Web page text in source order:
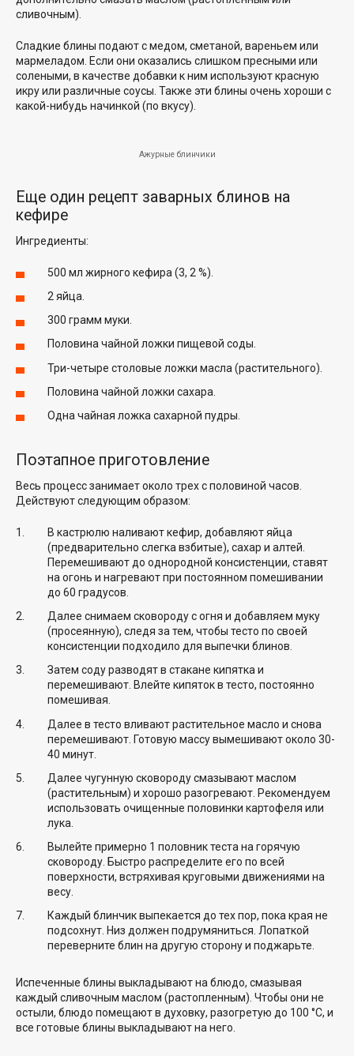
сливочным).
Сладкие блины подают с медом, сметаной, вареньем или
мармеладом. Если они оказались слишком пресными или
солеными, в качестве добавки к ним используют красную
икру или различные соусы. Также эти блины очень хороши с
какой-нибудь начинкой (по вкусу).
Ажурные блинчики
Еще один рецепт заварных блинов на
кефире
Ингредиенты:
500 мл жирного кефира (3, 2 %).
2 яйца.
300 грамм муки.
Половина чайной ложки пищевой соды.
Три-четыре столовые ложки масла (растительного).
Половина чайной ложки сахара.
Одна чайная ложка сахарной пудры.
Поэтапное приготовление
Весь процесс занимает около трех с половиной часов.
Действуют следующим образом:
В кастрюлю наливают кефир, добавляют яйца
(предварительно слегка взбитые), сахар и алтей.
Перемешивают до однородной консистенции, ставят
на огонь и нагревают при постоянном помешивании
до 60 градусов.
Далее снимаем сковороду с огня и добавляем муку
(просеянную), следя за тем, чтобы тесто по своей
консистенции подходило для выпечки блинов.
Затем соду разводят в стакане кипятка и
перемешивают. Влейте кипяток в тесто, постоянно
помешивая.
Далее в тесто вливают растительное масло и снова
перемешивают. Готовую массу вымешивают около 30-
40 минут.
Далее чугунную сковороду смазывают маслом
(растительным) и хорошо разогревают. Рекомендуем
использовать очищенные половинки картофеля или
лука.
Вылейте примерно 1 половник теста на горячую
сковороду. Быстро распределите его по всей
поверхности, встряхивая круговыми движениями на
весу.
Каждый блинчик выпекается до тех пор, пока края не
подсохнут. Низ должен подрумяниться. Лопаткой
переверните блин на другую сторону и поджарьте.
Испеченные блины выкладывают на блюдо, смазывая
каждый сливочным маслом (растопленным). Чтобы они не
остыли, блюдо помещают в духовку, разогретую до 100 °С, и
все готовые блины выкладывают на него.